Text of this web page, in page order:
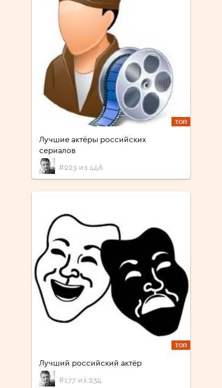
ТОП
Лучшие актёры российских
сериалов
#223 из 446
ТОП
Лучший российский актёр
#177 из 234